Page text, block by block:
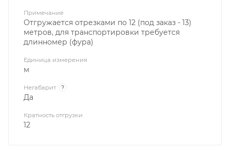
Примечание
Отгружается отрезками по 12 (под заказ - 13)
метров, для транспортировки требуется
длинномер (фура)
Единица измерения
м
Негабарит ?
Да
Кратность отгрузки
12